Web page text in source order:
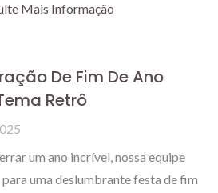
Mais Informação
De Fim De Ano
Retrô
um ano incrível, nossa equipe
para uma deslumbrante festa de fim